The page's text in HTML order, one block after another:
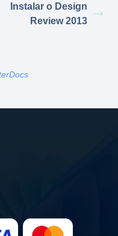
Instalar o Design
Review 2013